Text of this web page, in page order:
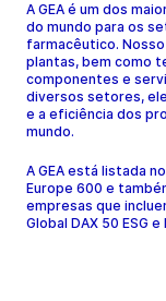
A GEA é um dos
do mundo para os
farmacêutico.
plantas, bem como
componentes e
diversos setores,
e a eficiência dos
mundo.
A GEA está listada
Europe 600 e
empresas que
Global DAX 50 ESG e